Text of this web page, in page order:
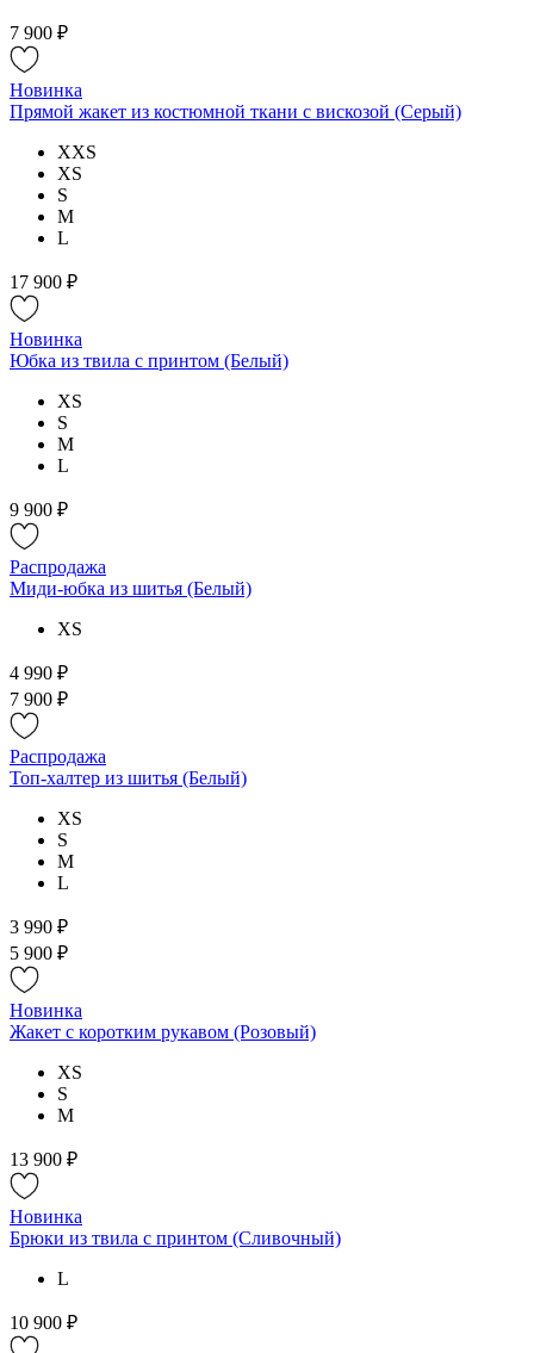
7 900 ₽
Новинка
Прямой жакет из костюмной ткани с вискозой (Серый)
XXS
XS
S
M
L
17 900 ₽
Новинка
Юбка из твила с принтом (Белый)
XS
S
M
L
9 900 ₽
Распродажа
Миди-юбка из шитья (Белый)
XS
4 990 ₽
7 900 ₽
Распродажа
Топ-халтер из шитья (Белый)
XS
S
M
L
3 990 ₽
5 900 ₽
Новинка
Жакет с коротким рукавом (Розовый)
XS
S
M
13 900 ₽
Новинка
Брюки из твила с принтом (Сливочный)
L
10 900 ₽